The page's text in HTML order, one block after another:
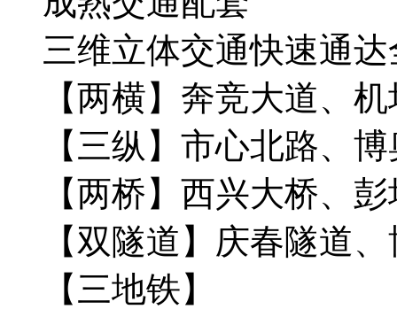
三维立体交通快速通
【两横】奔竞大道、
【三纵】市心北路、
【两桥】西兴大桥、
【双隧道】庆春隧道
【三地铁】